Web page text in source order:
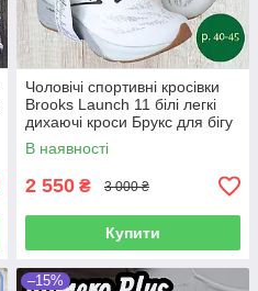
Чоловічі спортивні кросівки
Brooks Launch 11 білі легкі
дихаючі кроси Брукс для бігу
тренувань та повсякденні
В наявності
2 550 ₴ 3 000 ₴
Купити
–15%